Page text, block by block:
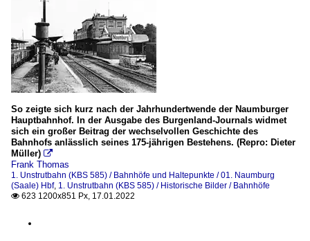
So zeigte sich kurz nach der Jahrhundertwende der Naumburger
Hauptbahnhof. In der Ausgabe des Burgenland-Journals widmet
sich ein großer Beitrag der wechselvollen Geschichte des
Bahnhofs anlässlich seines 175-jährigen Bestehens. (Repro: Dieter
Müller) 
Frank Thomas
1. Unstrutbahn (KBS 585) / Bahnhöfe und Haltepunkte / 01. Naumburg
(Saale) Hbf, 1. Unstrutbahn (KBS 585) / Historische Bilder / Bahnhöfe
 623 1200x851 Px, 17.01.2022